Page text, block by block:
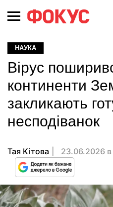
НАУКА
Вірус
континенти
закликають
несподіванок
Тая Кітова 23.06.2026